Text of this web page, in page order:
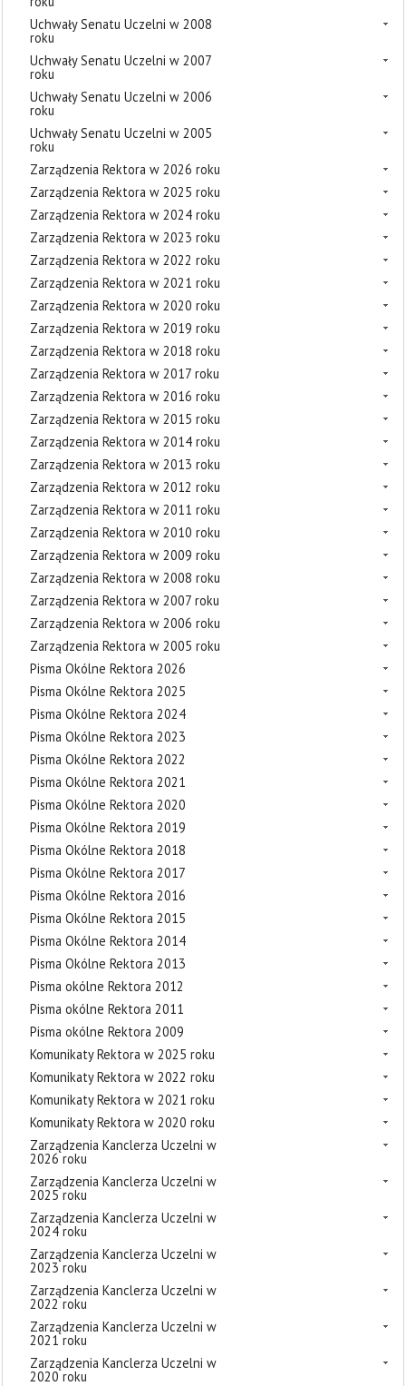
Uchwały Senatu Uczelni w 2008
roku
Uchwały Senatu Uczelni w 2007
roku
Uchwały Senatu Uczelni w 2006
roku
Uchwały Senatu Uczelni w 2005
roku
Zarządzenia Rektora w 2026 roku
Zarządzenia Rektora w 2025 roku
Zarządzenia Rektora w 2024 roku
Zarządzenia Rektora w 2023 roku
Zarządzenia Rektora w 2022 roku
Zarządzenia Rektora w 2021 roku
Zarządzenia Rektora w 2020 roku
Zarządzenia Rektora w 2019 roku
Zarządzenia Rektora w 2018 roku
Zarządzenia Rektora w 2017 roku
Zarządzenia Rektora w 2016 roku
Zarządzenia Rektora w 2015 roku
Zarządzenia Rektora w 2014 roku
Zarządzenia Rektora w 2013 roku
Zarządzenia Rektora w 2012 roku
Zarządzenia Rektora w 2011 roku
Zarządzenia Rektora w 2010 roku
Zarządzenia Rektora w 2009 roku
Zarządzenia Rektora w 2008 roku
Zarządzenia Rektora w 2007 roku
Zarządzenia Rektora w 2006 roku
Zarządzenia Rektora w 2005 roku
Pisma Okólne Rektora 2026
Pisma Okólne Rektora 2025
Pisma Okólne Rektora 2024
Pisma Okólne Rektora 2023
Pisma Okólne Rektora 2022
Pisma Okólne Rektora 2021
Pisma Okólne Rektora 2020
Pisma Okólne Rektora 2019
Pisma Okólne Rektora 2018
Pisma Okólne Rektora 2017
Pisma Okólne Rektora 2016
Pisma Okólne Rektora 2015
Pisma Okólne Rektora 2014
Pisma Okólne Rektora 2013
Pisma okólne Rektora 2012
Pisma okólne Rektora 2011
Pisma okólne Rektora 2009
Komunikaty Rektora w 2025 roku
Komunikaty Rektora w 2022 roku
Komunikaty Rektora w 2021 roku
Komunikaty Rektora w 2020 roku
Zarządzenia Kanclerza Uczelni w
2026 roku
Zarządzenia Kanclerza Uczelni w
2025 roku
Zarządzenia Kanclerza Uczelni w
2024 roku
Zarządzenia Kanclerza Uczelni w
2023 roku
Zarządzenia Kanclerza Uczelni w
2022 roku
Zarządzenia Kanclerza Uczelni w
2021 roku
Zarządzenia Kanclerza Uczelni w
2020 roku